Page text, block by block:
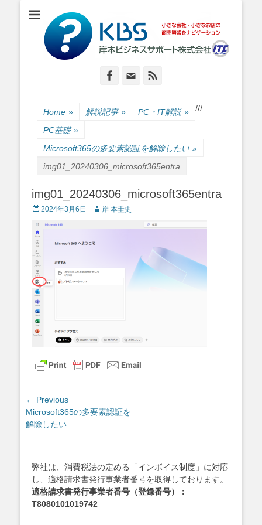
岸本ビジネスサポ
ート株式会社
小さな会社・小さなお店のIT経営をナビゲーション
Facebook
Email
Home » 解説記事 » /
PC・IT解説 » /
PC基礎 »
/
Microsoft365の多要素認証を解除したい »
img01_20240306_microsoft365entra
img01_20240306_microsoft365entra
Posted
2024年3月6日 Author
岸 本圭史
投
稿
ナ
ー
シ
ョ
← Previous
Previous
post:
Microsoft365の多要素認証を
解除したい
弊社は、消費税法の定める「インボイス制度」に対応
し、適格請求書発行事業者番号を取得しております。
適格請求書発行事業者番号（登録番号）：
T8080101019742